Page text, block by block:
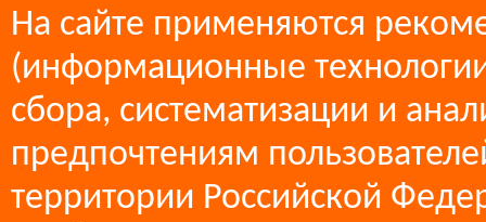
На сайте применяются
(информационные
сбора, систематизации и
предпочтениям
территории Российской